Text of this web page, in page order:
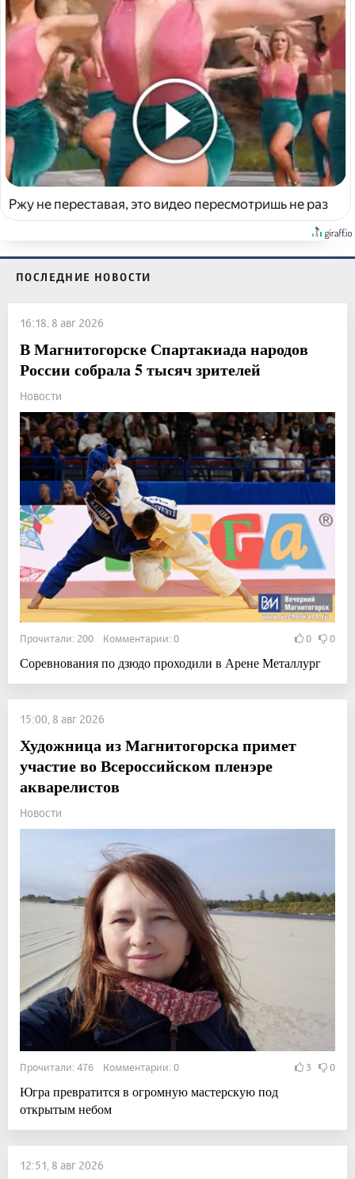
Ржу не переставая, это видео пересмотришь не раз
ПОСЛЕДНИЕ НОВОСТИ
16:18, 8 авг 2026
В Магнитогорске Спартакиада народов
России собрала 5 тысяч зрителей
Новости
Прочитали: 200 Комментарии: 0 0 0
Соревнования по дзюдо проходили в Арене Металлург
15:00, 8 авг 2026
Художница из Магнитогорска примет
участие во Всероссийском пленэре
акварелистов
Новости
Прочитали: 476 Комментарии: 0 3 0
Югра превратится в огромную мастерскую под
открытым небом
12:51, 8 авг 2026